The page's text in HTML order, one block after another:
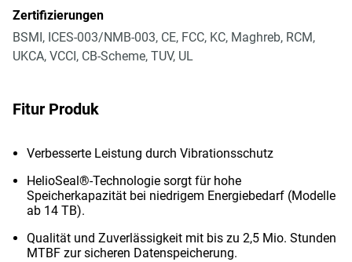
Zertifizierungen
BSMI, ICES-003/NMB-003, CE, FCC, KC, Maghreb, RCM,
UKCA, VCCI, CB-Scheme, TUV, UL
Fitur Produk
Verbesserte Leistung durch Vibrationsschutz
HelioSeal®-Technologie sorgt für hohe
Speicherkapazität bei niedrigem Energiebedarf (Modelle
ab 14 TB).
Qualität und Zuverlässigkeit mit bis zu 2,5 Mio. Stunden
MTBF zur sicheren Datenspeicherung.